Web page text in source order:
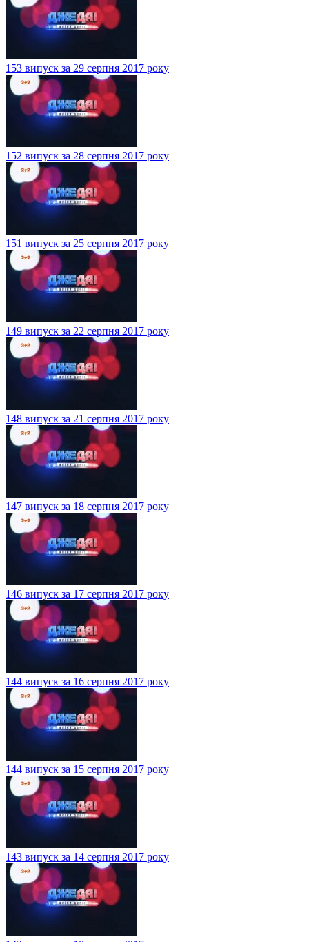
153 випуск за 29 серпня 2017 року
152 випуск за 28 серпня 2017 року
151 випуск за 25 серпня 2017 року
149 випуск за 22 серпня 2017 року
148 випуск за 21 серпня 2017 року
147 випуск за 18 серпня 2017 року
146 випуск за 17 серпня 2017 року
144 випуск за 16 серпня 2017 року
144 випуск за 15 серпня 2017 року
143 випуск за 14 серпня 2017 року